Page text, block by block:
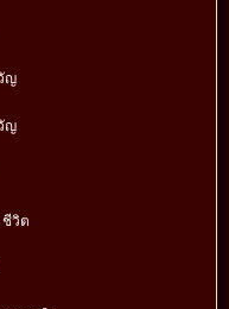
ญ
ญ
ชีวิต